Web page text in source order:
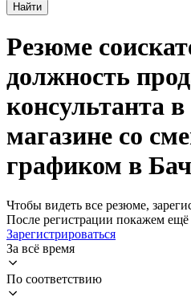
Найти
Резюме
должность
консультанта
магазине со
графиком в
Чтобы видеть все резюме,
После регистрации покажем
Зарегистрироваться
За всё время
По соответствию